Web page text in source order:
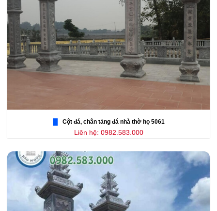
Cột đá, chân tảng đá nhà thờ họ 5061
Liên hệ: 0982.583.000